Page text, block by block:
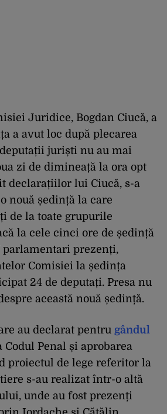
Juridice, Bogdan Ciucă, a
a avut loc după plecarea
juriști nu au mai
zi de dimineață la ora opt
declarațiilor lui Ciucă, s-a
nouă ședință la care
de la toate grupurile
la cele cinci ore de ședință
parlamentari prezenți,
Comisiei la ședința
24 de deputați. Presa nu
această nouă ședință.
au declarat pentru gândul
Penal și aprobarea
proiectul de lege referitor la
s-au realizat într-o altă
unde au fost prezenți